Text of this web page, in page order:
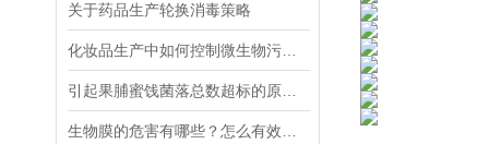
关于药品生产轮换消毒策略